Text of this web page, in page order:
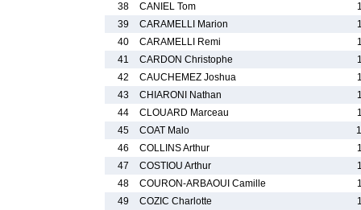
38
CANIEL Tom
39
CARAMELLI Marion
40
CARAMELLI Remi
41
CARDON Christophe
42
CAUCHEMEZ Joshua
43
CHIARONI Nathan
44
CLOUARD Marceau
45
COAT Malo
46
COLLINS Arthur
47
COSTIOU Arthur
48
COURON-ARBAOUI Camille
49
COZIC Charlotte